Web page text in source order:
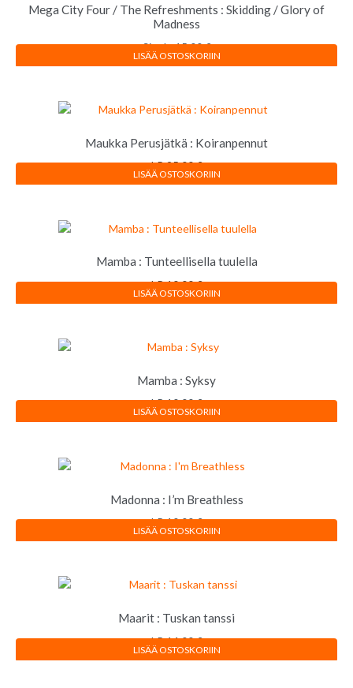
Mega City Four / The Refreshments : Skidding / Glory of
Madness
Single15,00€
LISÄÄ OSTOSKORIIN
Maukka Perusjätkä : Koiranpennut
LP25,00€
LISÄÄ OSTOSKORIIN
Mamba : Tunteellisella tuulella
LP10,00€
LISÄÄ OSTOSKORIIN
Mamba : Syksy
LP10,00€
LISÄÄ OSTOSKORIIN
Madonna : I’m Breathless
LP10,00€
LISÄÄ OSTOSKORIIN
Maarit : Tuskan tanssi
LP14,00€
LISÄÄ OSTOSKORIIN